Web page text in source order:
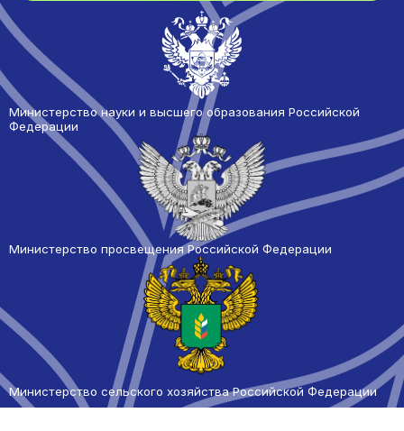
Министерство науки и высшего образования Российской
Федерации
Министерство просвещения Российской Федерации
Министерство сельского хозяйства Российской Федерации